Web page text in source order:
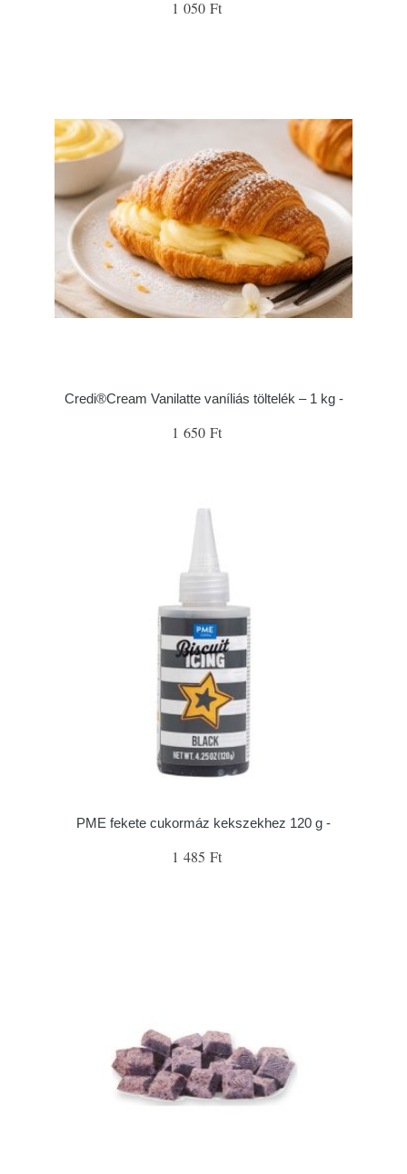
1 050 Ft
Credi®Cream Vanilatte vaníliás töltelék – 1 kg -
1 650 Ft
PME fekete cukormáz kekszekhez 120 g -
1 485 Ft